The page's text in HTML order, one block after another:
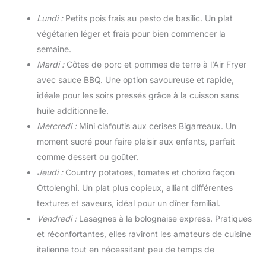
Lundi :Petits pois frais au pesto de basilic. Un plat
végétarien léger et frais pour bien commencer la
semaine.
Mardi :Côtes de porc et pommes de terre à l’Air Fryer
avec sauce BBQ. Une option savoureuse et rapide,
idéale pour les soirs pressés grâce à la cuisson sans
huile additionnelle.
Mercredi :Mini clafoutis aux cerises Bigarreaux. Un
moment sucré pour faire plaisir aux enfants, parfait
comme dessert ou goûter.
Jeudi :Country potatoes, tomates et chorizo façon
Ottolenghi. Un plat plus copieux, alliant différentes
textures et saveurs, idéal pour un dîner familial.
Vendredi :Lasagnes à la bolognaise express. Pratiques
et réconfortantes, elles raviront les amateurs de cuisine
italienne tout en nécessitant peu de temps de